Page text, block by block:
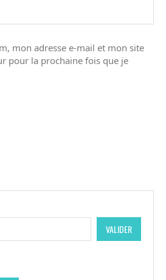
mon adresse e-mail et mon site
pour la prochaine fois que je
VALIDER